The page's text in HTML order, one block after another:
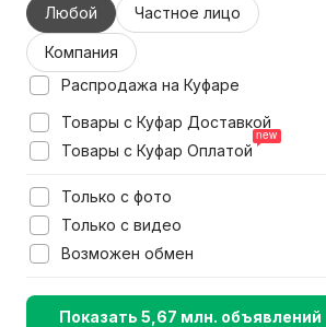
Любой
Частное лицо
Компания
Распродажа на Куфаре
Товары с Куфар Доставкой
Товары с Куфар Оплатой
Только с фото
Только с видео
Возможен обмен
Показать 5,67 млн. объявлений